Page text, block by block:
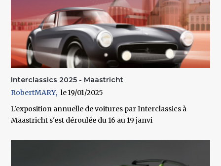
Interclassics 2025 - Maastricht
RobertMARY
19/01/2025
L'exposition annuelle de voitures par Interclassics à
Maastricht s'est déroulée du 16 au 19 janvi